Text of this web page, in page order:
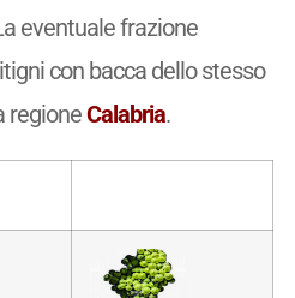
eventuale frazione
con bacca dello stesso
regioneCalabria.